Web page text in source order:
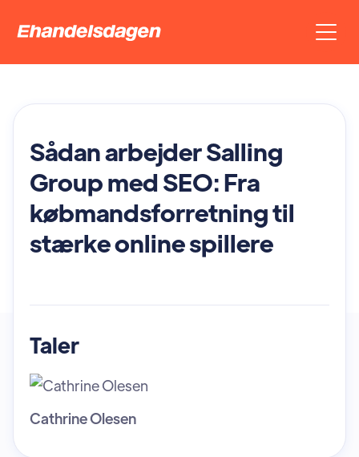
Sådan arbejder Salling
Group med SEO: Fra
købmandsforretning til
stærke online spillere
Taler
Cathrine Olesen